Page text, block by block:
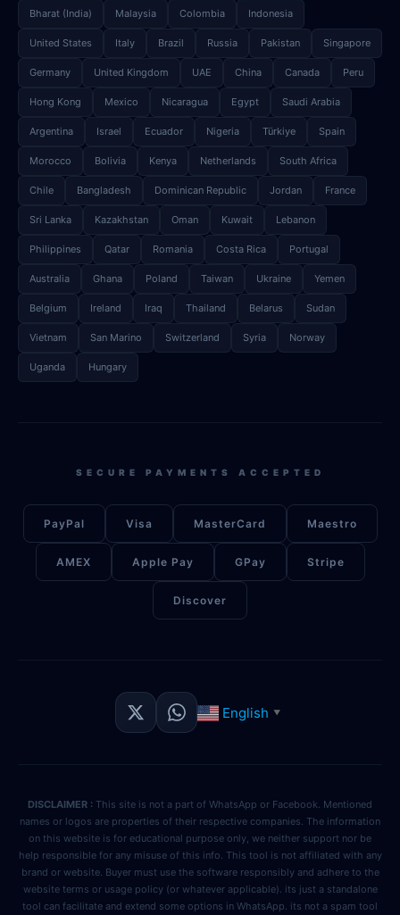
Bharat (India) Malaysia Colombia Indonesia
United States Italy Brazil Russia Pakistan Singapore
Germany United Kingdom UAE China Canada Peru
Hong Kong Mexico Nicaragua Egypt Saudi Arabia
Argentina Israel Ecuador Nigeria Türkiye Spain
Morocco Bolivia Kenya Netherlands South Africa
Chile Bangladesh Dominican Republic Jordan France
Sri Lanka Kazakhstan Oman Kuwait Lebanon
Philippines Qatar Romania Costa Rica Portugal
Australia Ghana Poland Taiwan Ukraine Yemen
Belgium Ireland Iraq Thailand Belarus Sudan
Vietnam San Marino Switzerland Syria Norway
Uganda Hungary
SECURE PAYMENTS ACCEPTED
PayPal Visa MasterCard Maestro
AMEX Apple Pay GPay Stripe
Discover
English ▼
DISCLAIMER : This site is not a part of WhatsApp or Facebook. Mentioned
names or logos are properties of their respective companies. The information
on this website is for educational purpose only, we neither support nor be
help responsible for any misuse of this info. This tool is not affiliated with any
brand or website. Buyer must use the software responsibly and adhere to the
website terms or usage policy (or whatever applicable). its just a standalone
tool can facilitate and extend some options in WhatsApp. its not a spam tool